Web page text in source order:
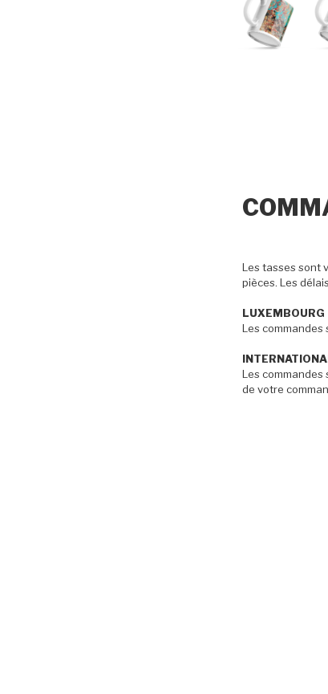
Les tasses sont
pièces. Les
LUXEMBOURG
Les commandes
Les commandes
de votre